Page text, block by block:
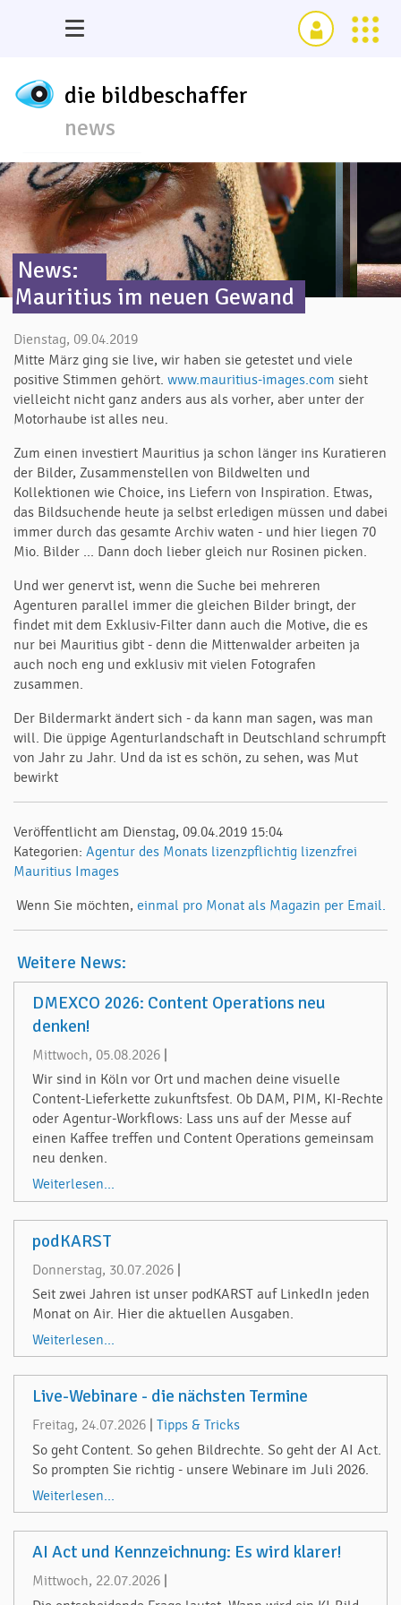
die bildbeschaffer
news
News:
Mauritius im neuen Gewand
Dienstag, 09.04.2019
Mitte März ging sie live, wir haben sie getestet und viele
positive Stimmen gehört. www.mauritius-images.com sieht
vielleicht nicht ganz anders aus als vorher, aber unter der
Motorhaube ist alles neu.
Zum einen investiert Mauritius ja schon länger ins Kuratieren
der Bilder, Zusammenstellen von Bildwelten und
Kollektionen wie Choice, ins Liefern von Inspiration. Etwas,
das Bildsuchende heute ja selbst erledigen müssen und dabei
immer durch das gesamte Archiv waten - und hier liegen 70
Mio. Bilder ... Dann doch lieber gleich nur Rosinen picken.
Und wer genervt ist, wenn die Suche bei mehreren
Agenturen parallel immer die gleichen Bilder bringt, der
findet mit dem Exklusiv-Filter dann auch die Motive, die es
nur bei Mauritius gibt - denn die Mittenwalder arbeiten ja
auch noch eng und exklusiv mit vielen Fotografen
zusammen.
Der Bildermarkt ändert sich - da kann man sagen, was man
will. Die üppige Agenturlandschaft in Deutschland schrumpft
von Jahr zu Jahr. Und da ist es schön, zu sehen, was Mut
bewirkt
Veröffentlicht am Dienstag, 09.04.2019 15:04
Kategorien: Agentur des Monats lizenzpflichtig lizenzfrei
Mauritius Images
Wenn Sie möchten, einmal pro Monat als Magazin per Email.
Weitere News:
DMEXCO 2026: Content Operations neu
denken!
Mittwoch, 05.08.2026
Wir sind in Köln vor Ort und machen deine visuelle
Content-Lieferkette zukunftsfest. Ob DAM, PIM, KI-Rechte
oder Agentur-Workflows: Lass uns auf der Messe auf
einen Kaffee treffen und Content Operations gemeinsam
neu denken.
Weiterlesen...
podKARST
Donnerstag, 30.07.2026
Seit zwei Jahren ist unser podKARST auf LinkedIn jeden
Monat on Air. Hier die aktuellen Ausgaben.
Weiterlesen...
Live-Webinare - die nächsten Termine
Freitag, 24.07.2026
Tipps & Tricks
So geht Content. So gehen Bildrechte. So geht der AI Act.
So prompten Sie richtig - unsere Webinare im Juli 2026.
Weiterlesen...
AI Act und Kennzeichnung: Es wird klarer!
Mittwoch, 22.07.2026